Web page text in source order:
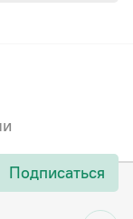
Подписаться